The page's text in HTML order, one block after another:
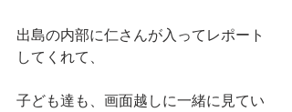
出島の内部に仁さんが入ってレポート
してくれて、
子ども達も、画面越しに一緒に見てい